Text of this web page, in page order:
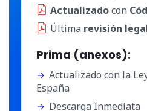
Actualizadocon
Última revisión
Prima (anexos):
Actualizado con la
España
Descarga Inmediata